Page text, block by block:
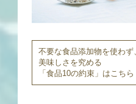
不要な食品添加物を使わず
美味しさを究める
「食品10の約束」はこちら